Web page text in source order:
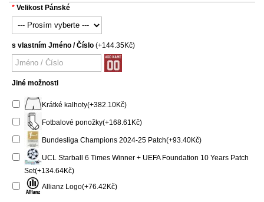
Velikost Pánské
s vlastním Jméno / Číslo (+144.35Kč)
Jiné možnosti
Krátké kalhoty(+382.10Kč)
Fotbalové ponožky(+168.61Kč)
Bundesliga Champions 2024-25 Patch(+93.40Kč)
UCL Starball 6 Times Winner + UEFA Foundation 10 Years Patch
Set(+134.64Kč)
Allianz Logo(+76.42Kč)